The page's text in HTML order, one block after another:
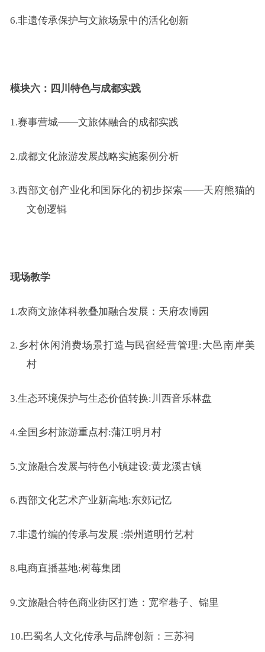
6.非遗传承保护与文旅场景中的活化创新
模块六 ： 四川特色与成都实践
1.赛事营城——文旅体融合的成都实践
2.成都文化旅游发展战略实施案例分析
3.西部文创产业化和国际化的初步探索——天府熊猫的
文创逻辑
现场教学
1.农商文旅体科教叠加融合发展：天府农博园
2. 乡村休闲消费场景打造与民宿经营管理:大邑南岸美
村
3.生态环境保护与生态价值转换:川西音乐林盘
4.全国乡村旅游重点村:蒲江明月村
5.文旅融合发展与特色小镇建设:黄龙溪古镇
6.西部文化艺术产业新高地:东郊记忆
7.非遗竹编的传承与发展 :崇州道明竹艺村
8.电商直播基地:树莓集团
9.文旅融合特色商业街区打造：宽窄巷子、锦里
10. 巴蜀名人文化传承与品牌创新：三苏祠